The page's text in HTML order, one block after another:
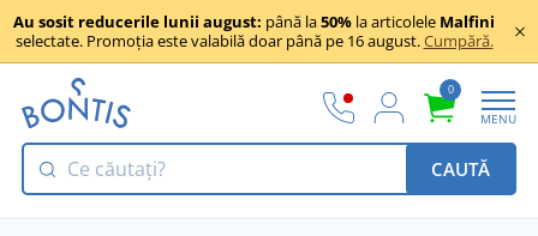
Au sosit reducerile lunii august: până la50% la articolele Malfini
selectate. Promoția este valabilă doar până pe 16 august.Cumpără.
0
MENU
CAUTĂ